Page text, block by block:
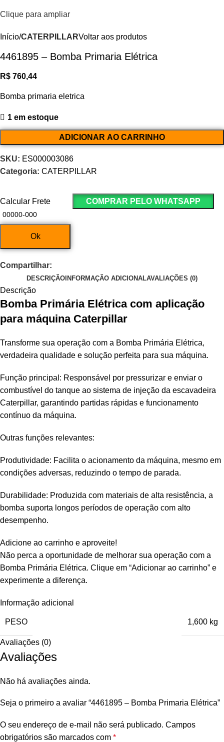
Clique para ampliar
Início CATERPILLARVoltar aos produtos
4461895 – Bomba Primaria Elétrica
R$ 760,44
Bomba primaria eletrica
1 em estoque
ADICIONAR AO CARRINHO
SKU: ES000003086
Categoria: CATERPILLAR
Calcular Frete
Ok
COMPRAR PELO WHATSAPP
Compartilhar:
DESCRIÇÃO INFORMAÇÃO ADICIONALAVALIAÇÕES (0)
Descrição
Bomba Primária Elétrica com aplicação
para máquina Caterpillar
Transforme sua operação com a Bomba Primária Elétrica,
verdadeira qualidade e solução perfeita para sua máquina.
Função principal: Responsável por pressurizar e enviar o
combustível do tanque ao sistema de injeção da escavadeira
Caterpillar, garantindo partidas rápidas e funcionamento
contínuo da máquina.
Outras funções relevantes:
Produtividade: Facilita o acionamento da máquina, mesmo em
condições adversas, reduzindo o tempo de parada.
Durabilidade: Produzida com materiais de alta resistência, a
bomba suporta longos períodos de operação com alto
desempenho.
Adicione ao carrinho e aproveite!
Não perca a oportunidade de melhorar sua operação com a
Bomba Primária Elétrica. Clique em “Adicionar ao carrinho” e
experimente a diferença.
Informação adicional
PESO 1,600 kg
Avaliações (0)
Avaliações
Não há avaliações ainda.
Seja o primeiro a avaliar “4461895 – Bomba Primaria Elétrica”
O seu endereço de e-mail não será publicado. Campos
obrigatórios são marcados com *